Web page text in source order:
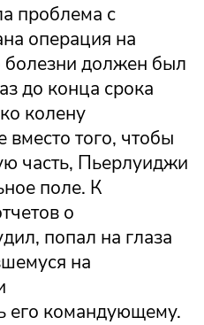
проблема с
операция на
болезни должен был
до конца срока
колену
вместо того, чтобы
часть, Пьерлуиджи
поле. К
о
попал на глаза
на
его командующему.